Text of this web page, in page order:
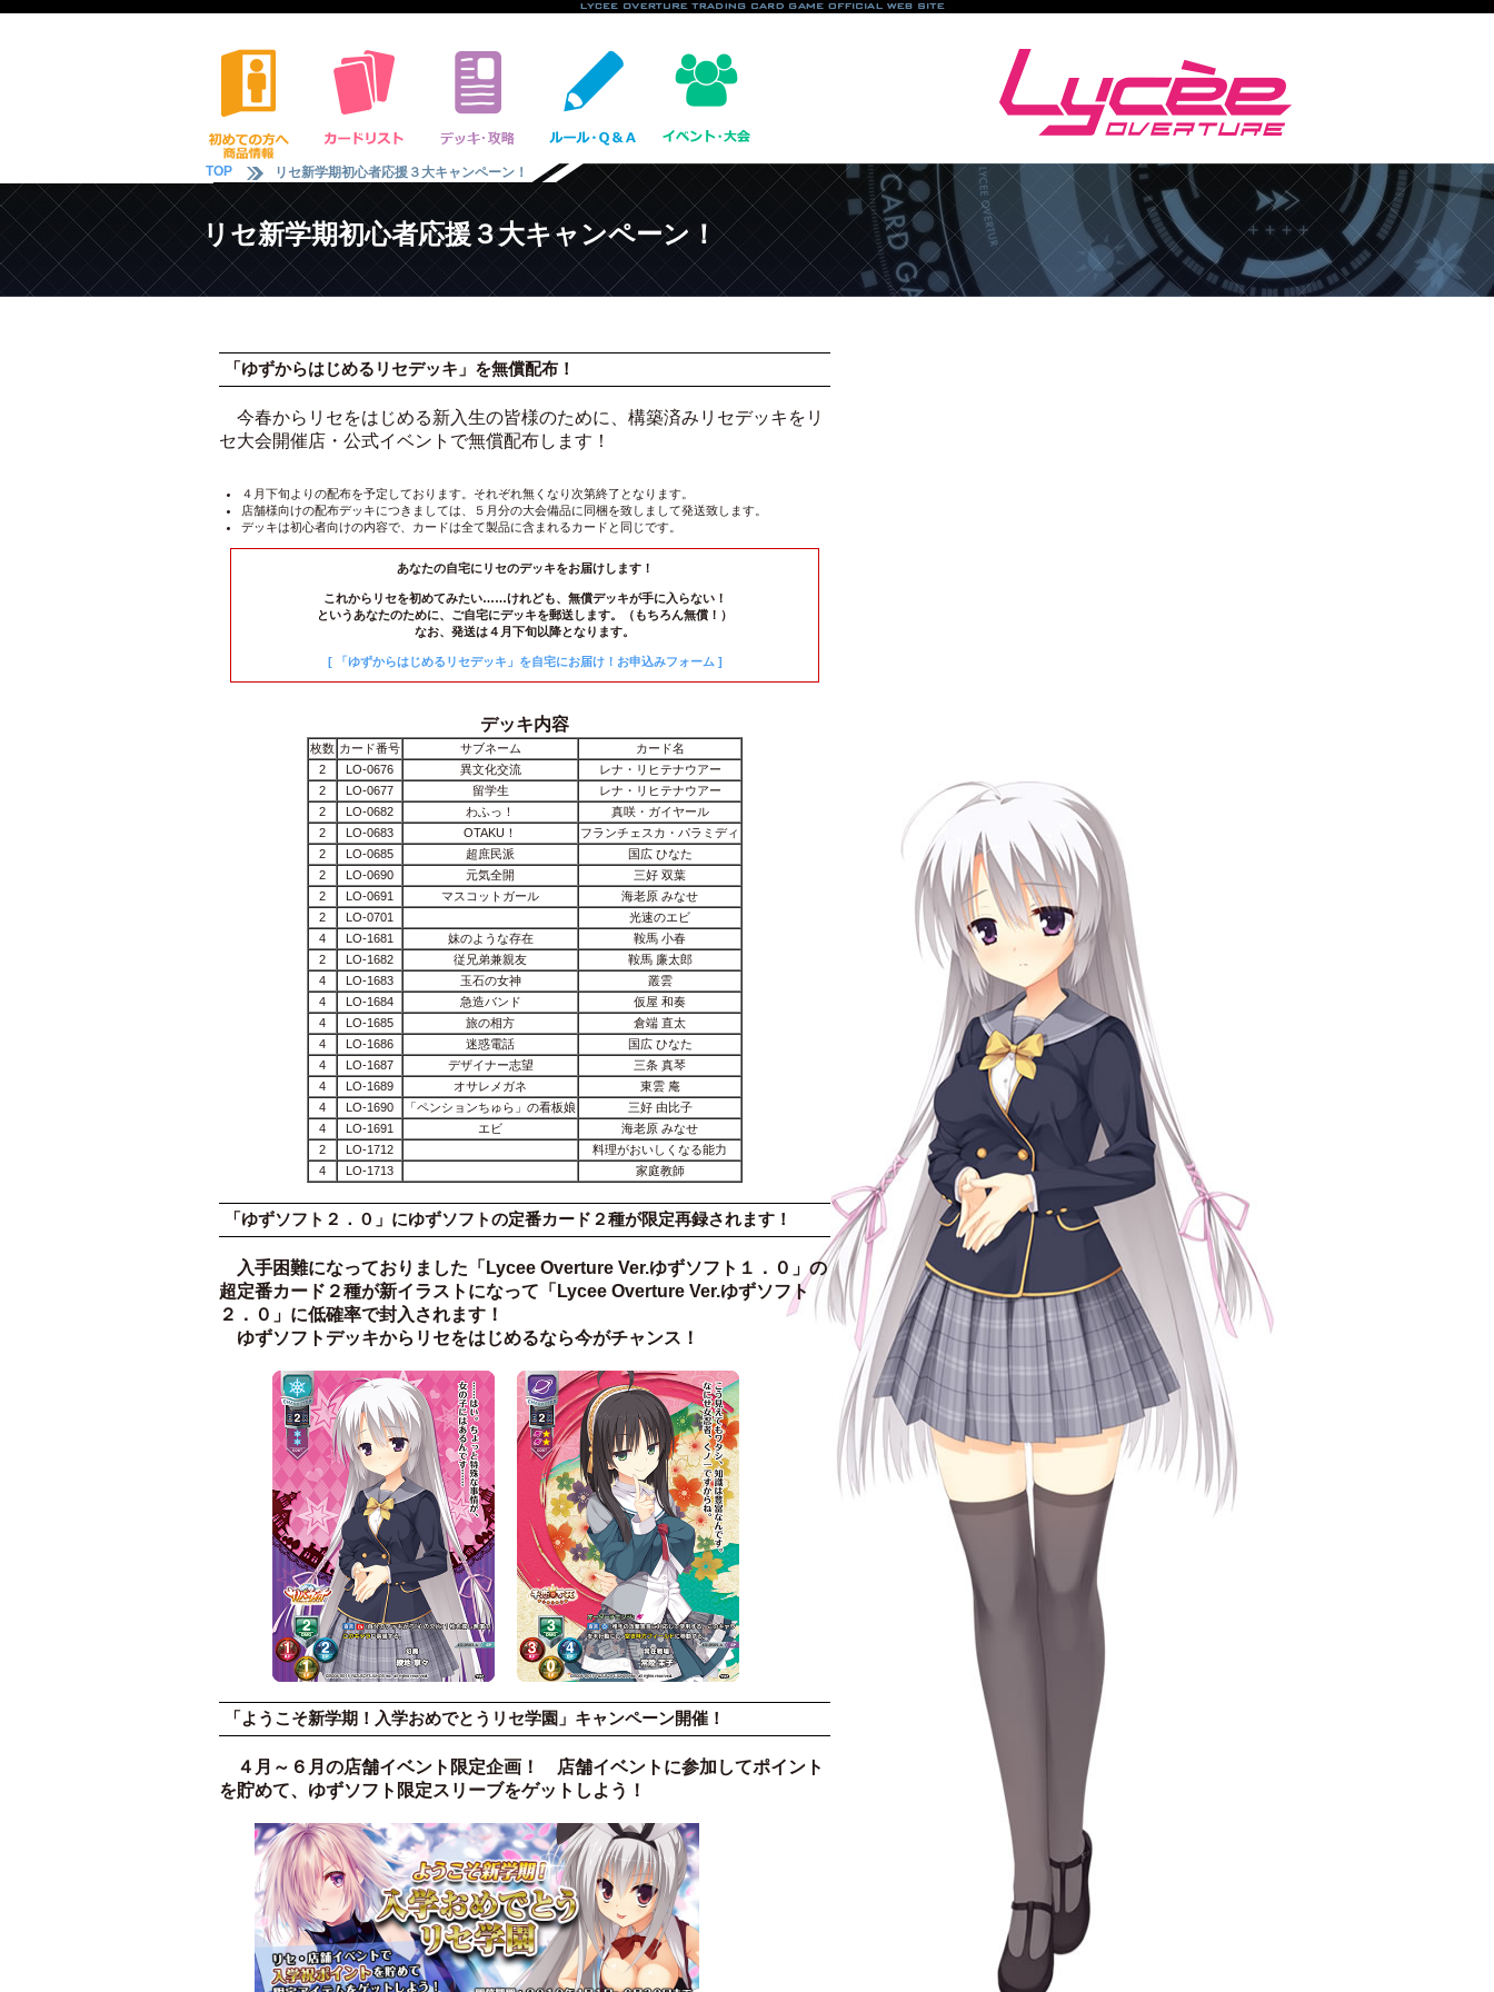
TOP リセ新学期初心者応援３大キャンペーン！
リセ新学期初心者応援３大キャンペーン！
「ゆずからはじめるリセデッキ」を無償配布！
今春からリセをはじめる新入生の皆様のために、構築済みリセデッキをリ
セ大会開催店・公式イベントで無償配布します！
４月下旬よりの配布を予定しております。それぞれ無くなり次第終了となります。
店舗様向けの配布デッキにつきましては、５月分の大会備品に同梱を致しまして発送致します。
デッキは初心者向けの内容で、カードは全て製品に含まれるカードと同じです。
あなたの自宅にリセのデッキをお届けします！
これからリセを初めてみたい……けれども、無償デッキが手に入らない！
というあなたのために、ご自宅にデッキを郵送します。（もちろん無償！）
なお、発送は４月下旬以降となります。
[ 「ゆずからはじめるリセデッキ」を自宅にお届け！お申込みフォーム ]
デッキ内容
枚数 カード番号 サブネーム
カード名
2
LO-0676 異文化交流
レナ・リヒテナウアー
2
LO-0677 留学生
レナ・リヒテナウアー
2
LO-0682 わふっ！
真咲・ガイヤール
2
LO-0683 OTAKU！
フランチェスカ・パラミディ
2
LO-0685 超庶民派
国広 ひなた
2
LO-0690 元気全開
三好 双葉
2
LO-0691 マスコットガール
海老原 みなせ
2
LO-0701
光速のエビ
4
LO-1681 妹のような存在
鞍馬 小春
2
LO-1682 従兄弟兼親友
鞍馬 廉太郎
4
LO-1683 玉石の女神
叢雲
4
LO-1684 急造バンド
仮屋 和奏
4
LO-1685 旅の相方
倉端 直太
4
LO-1686 迷惑電話
国広 ひなた
4
LO-1687 デザイナー志望
三条 真琴
4
LO-1689 オサレメガネ
東雲 庵
4
LO-1690 「ペンションちゅら」の看板娘
三好 由比子
4
LO-1691 エビ
海老原 みなせ
2
LO-1712
料理がおいしくなる能力
4
LO-1713 家庭教師
「ゆずソフト２．０」にゆずソフトの定番カード２種が限定再録されます！
入手困難になっておりました「Lycee Overture Ver.ゆずソフト１．０」の
超定番カード２種が新イラストになって「Lycee Overture Ver.ゆずソフト
２．０」に低確率で封入されます！
ゆずソフトデッキからリセをはじめるなら今がチャンス！
「ようこそ新学期！入学おめでとうリセ学園」キャンペーン開催！
４月～６月の店舗イベント限定企画！ 店舗イベントに参加してポイント
を貯めて、ゆずソフト限定スリーブをゲットしよう！